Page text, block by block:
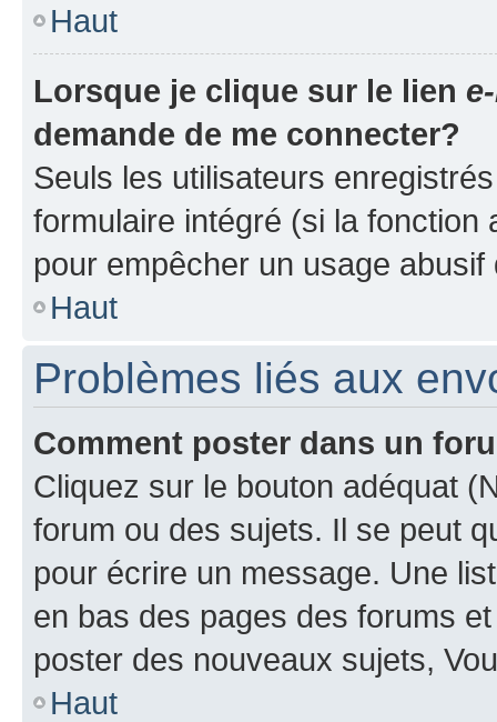
Haut
Lorsque je clique sur le lien
demande de me connecter?
Seuls les utilisateurs
formulaire intégré (si la fonction
pour empêcher un usage
Haut
Problèmes liés aux
Comment poster dans un
Cliquez sur le bouton adéquat
forum ou des sujets. Il se peut
pour écrire un message. Une
en bas des pages des forums
poster des nouveaux sujets,
Haut